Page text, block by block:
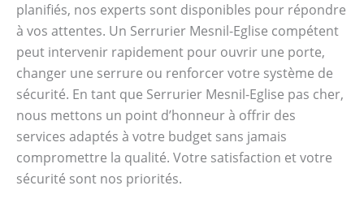
planifiés, nos experts sont disponibles pour répondre
à vos attentes. Un Serrurier Mesnil-Eglise compétent
peut intervenir rapidement pour ouvrir une porte,
changer une serrure ou renforcer votre système de
sécurité. En tant que Serrurier Mesnil-Eglise pas cher,
nous mettons un point d’honneur à offrir des
services adaptés à votre budget sans jamais
compromettre la qualité. Votre satisfaction et votre
sécurité sont nos priorités.